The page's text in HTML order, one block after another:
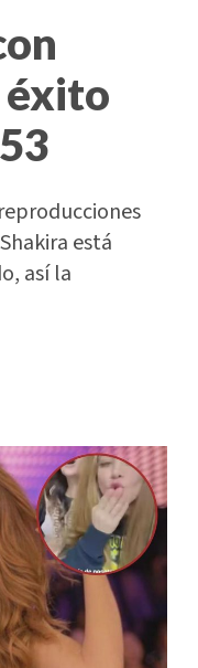
éxito
está
así la